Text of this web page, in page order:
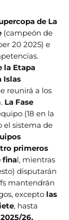
de La
(campeón de
20 2025) e
la Etapa
Islas
reunirá a los
La Fase
(18 en la
el sistema de
primeros
final, mientras
disputarán
mantendrán
excepto las
, hasta
26.